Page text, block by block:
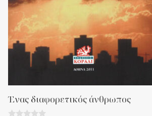
Ένας διαφορετικός άνθρωπος